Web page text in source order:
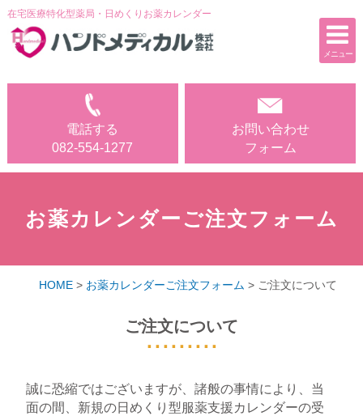
082-554-1277
お問い合わせ
フォーム
ホーム
事業内容
お薬カレンダーご注文フォーム
会社案内
お知らせ
在宅医療特化型薬局・日めくりお薬カレンダー
メニュー
電話する
082-554-1277
お問い合わせ
フォーム
お薬カレンダーご注文フォーム
HOME> お薬カレンダーご注文フォーム > ご注文について
ご注文について
誠に恐縮ではございますが、諸般の事情により、当
面の間、新規の日めくり型服薬支援カレンダーの受